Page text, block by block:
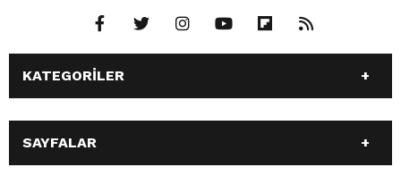
KATEGORİLER
ANASAYFA
GÜNDEM
SİYASET
SPOR
EKONOMİ
SAYFALAR